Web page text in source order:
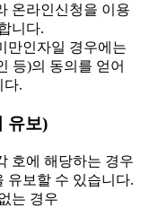
온라인신청을 이용
니다.
만인자일 경우에는
등)의 동의를 얻어
다.
유보)
호에 해당하는 경우
유보할 수 있습니다.
는 경우